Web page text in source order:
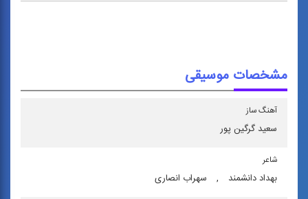
مشخصات موسیقی
آهنگ ساز
سعید گرگین پور
شاعر
بهداد دانشمند , سهراب انصاری